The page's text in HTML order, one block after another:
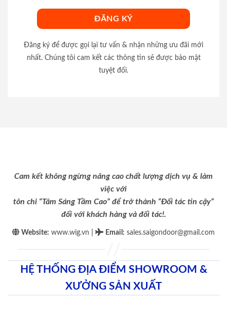
Đăng ký để được gọi lại tư vấn & nhận những ưu đãi mới
nhất. Chúng tôi cam kết các thông tin sẽ được bảo mật
tuyệt đối.
Cam kết không ngừng nâng cao chất lượng dịch vụ & làm
việc với
tôn chỉ “Tâm Sáng Tầm Cao” để trở thành “Đối tác tin cậy”
đối với khách hàng và đối tác!.
Website: www.wig.vn Email : sales.saigondoor@gmail.com
HỆ THỐNG ĐỊA ĐIỂM SHOWROOM &
XƯỞNG SẢN XUẤT